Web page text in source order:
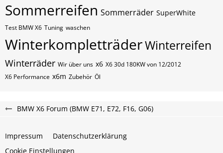
Sommerreifen Sommerräder SuperWhite
Test BMW X6 Tuning waschen
WinterkompletträderWinterreifen
Winterräder Wir über uns x6 X6 30d 180KW von 12/2012
X6 Performance x6m Zubehör Öl
BMW X6 Forum (BMW E71, E72, F16, G06)
Impressum
Datenschutzerklärung
Cookie Einstellungen